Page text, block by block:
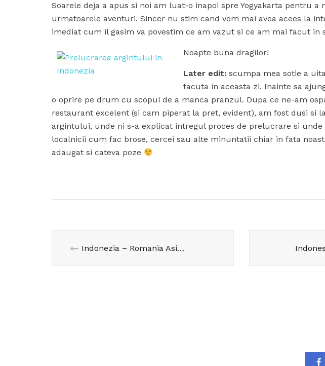
Soarele deja a apus si noi am luat-o inapoi spre Yogyakarta pentru a
urmatoarele aventuri. Sincer nu stim cand vom mai avea acees la
imediat cum il gasim va povestim ce am vazut si ce am mai facut in
Noapte buna dragilor!
Later edit: scumpa mea sotie a
facuta in aceasta zi. Inainte sa
o oprire pe drum cu scopul de a manca pranzul. Dupa ce ne-am
restaurant excelent (si cam piperat la pret, evident), am fost dusi si
argintului, unde ni s-a explicat intregul proces de prelucrare si unde
localnicii cum fac brose, cercei sau alte minuntatii chiar in fata
adaugat si cateva poze
Indonezia – Romania Asiei? – partea 2